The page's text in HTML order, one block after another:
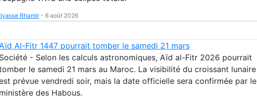
Ilyasse Rhamir- 6 août 2026
Aïd Al-Fitr 1447 pourrait tomber le samedi 21 mars
Société - Selon les calculs astronomiques, Aïd al-Fitr 2026 pourrait
le samedi 21 mars au Maroc. La visibilité du croissant lunaire
prévue vendredi soir, mais la date officielle sera confirmée par le
ministère des Habous.